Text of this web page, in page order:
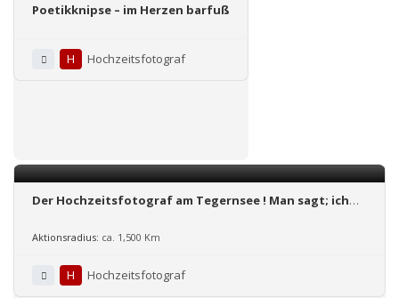
Poetikknipse – im Herzen barfuß
H Hochzeitsfotograf
Der Hochzeitsfotograf am Tegernsee ! Man sagt; ich
Aktionsradius: ca. 1,500 Km
H Hochzeitsfotograf